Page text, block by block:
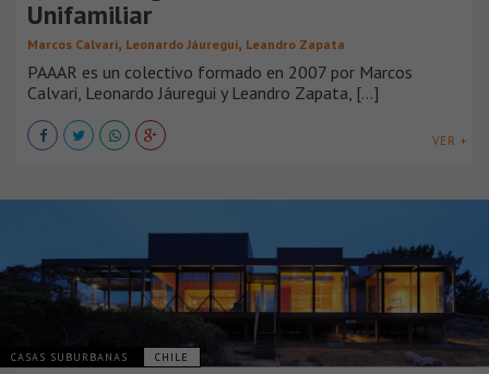
Unifamiliar
Marcos Calvari, Leonardo Jáuregui, Leandro Zapata
PAAAR es un colectivo formado en 2007 por Marcos
Calvari, Leonardo Jáuregui y Leandro Zapata, [...]
VER +
CASAS SUBURBANAS CHILE